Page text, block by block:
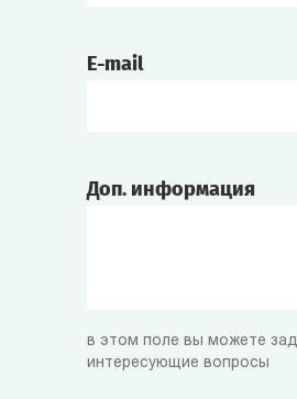
E-mail
Доп. информация
в этом поле вы можете
интересующие вопросы